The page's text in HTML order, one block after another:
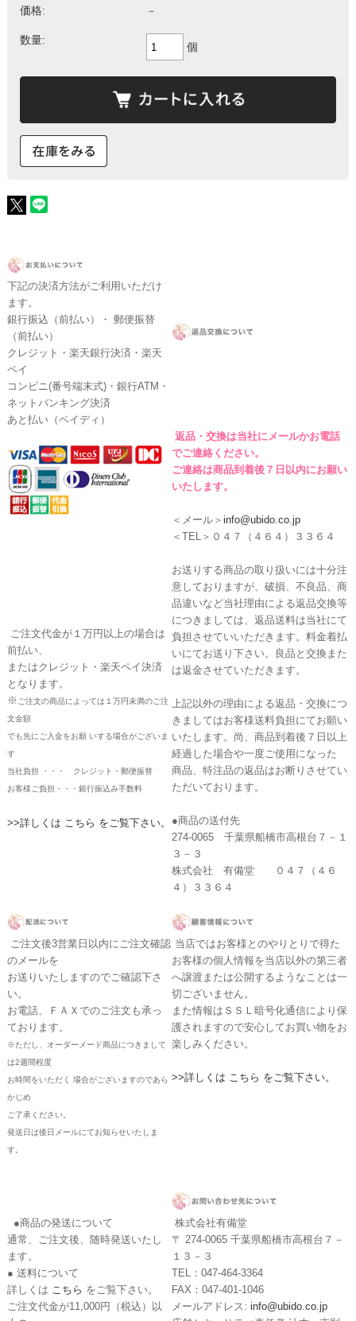
価格: －
数量:
個
下記の決済方法がご利用いただけ
ます。
銀行振込（前払い）・ 郵便振替
（前払い）
クレジット・楽天銀行決済・楽天
ペイ
コンビニ(番号端末式)・銀行ATM・
ネットバンキング決済
あと払い（ペイディ）
返品・交換は当社にメールかお電話
でご連絡ください。
ご連絡は商品到着後７日以内にお願い
いたします。
＜メール＞ info@ubido.co.jp
＜TEL＞０４７（４６４）３３６４
ご注文代金が１万円以上の場合は
前払い、
またはクレジット・楽天ペイ決済
となります。
※ ご注文の商品によっては１万円未満のご注
文金額
でも先にご入金をお願 いする場合がございま
す
当社負担 ・・・ クレジット・郵便振替
お客様ご負担・・・銀行振込み手数料
>>詳しくは こちら をご覧下さい。
お送りする商品の取り扱いには十分注
意しておりますが、破損、不良品、商
品違いなど当社理由による返品交換等
につきましては、返品送料は当社にて
負担させていいただきます。料金着払
いにてお送り下さい。良品と交換また
は返金させていただきます。
上記以外の理由による返品・交換につ
きましてはお客様送料負担にてお願い
いたします。尚、商品到着後７日以上
経過した場合や一度ご使用になった
商品、特注品の返品はお断りさせてい
ただいております。
●商品の送付先
274-0065 千葉県船橋市高根台７－１
３－３
株式会社 有備堂 ０４７（４６
４）３３６４
ご注文後3営業日以内にご注文確認
のメールを
お送りいたしますのでご確認下さ
い。
お電話、ＦＡＸでのご注文も承っ
ております。
※ただし、オーダーメード商品につきまして
は2週間程度
お時間をいただく 場合がございますのであら
かじめ
ご了承ください。
発送日は後日メールにてお知らせいたしま
す。
当店ではお客様とのやりとりで得た
お客様の個人情報を当店以外の第三者
へ譲渡または公開するようなことは一
切ございません。
また情報はＳＳＬ暗号化通信により保
護されますので安心してお買い物をお
楽しみください。
>>詳しくは こちら をご覧下さい。
●商品の発送について
通常、ご注文後、随時発送いたし
ます。
● 送料について
詳しくは こちら をご覧下さい。
ご注文代金が11,000円（税込）以
株式会社有備堂
〒 274-0065 千葉県船橋市高根台７－
１３－３
TEL：047-464-3364
FAX：047-401-1046
メールアドレス: info@ubido.co.jp